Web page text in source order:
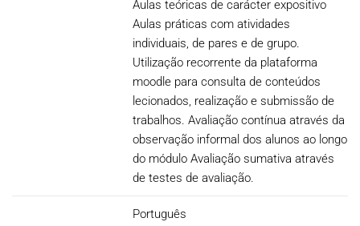
Aulas teóricas de carácter expositivo
Aulas práticas com atividades
individuais, de pares e de grupo.
Utilização recorrente da plataforma
moodle para consulta de conteúdos
lecionados, realização e submissão de
trabalhos. Avaliação contínua através da
observação informal dos alunos ao longo
do módulo Avaliação sumativa através
de testes de avaliação.
Português